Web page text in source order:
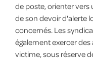
de poste, orienter vers
de son devoir d'alerte
concernés. Les
également exercer
victime, sous réserve